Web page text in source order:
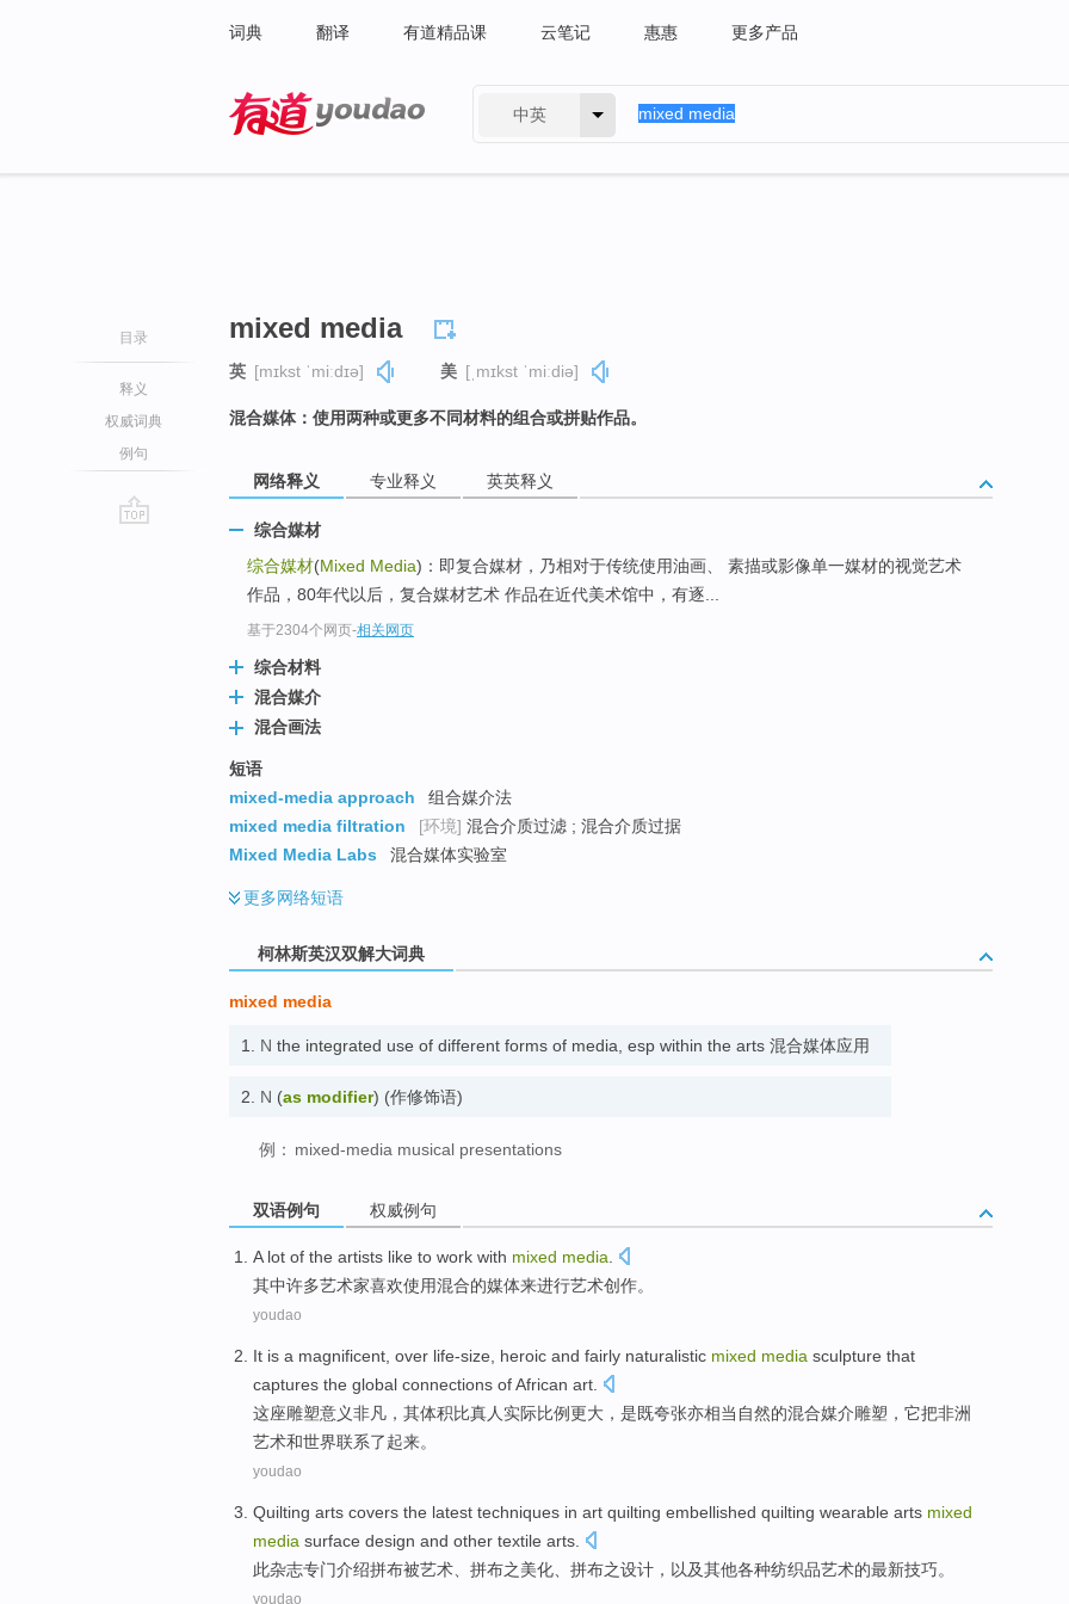
词典 翻译 有道精品课 云笔记 惠惠 更多产品
中英
目录
释义
权威词典
例句
mixed media
英 [mɪkst ˈmiːdɪə] 美 [ˌmɪkst ˈmiːdiə]
混合媒体：使用两种或更多不同材料的组合或拼贴作品。
网络释义 专业释义 英英释义
综合媒材
综合媒材(Mixed Media)：即复合媒材，乃相对于传统使用油画、 素描或影像单一媒材的视觉艺术
作品，80年代以后，复合媒材艺术 作品在近代美术馆中，有逐...
基于2304个网页-相关网页
综合材料
混合媒介
混合画法
短语
mixed-media approach
组合媒介法
mixed media filtration
[环境] 混合介质过滤 ; 混合介质过据
Mixed Media Labs
混合媒体实验室
更多网络短语
柯林斯英汉双解大词典
mixed media
1. N the integrated use of different forms of media, esp within the arts 混合媒体应用
2. N (as modifier) (作修饰语)
例： mixed-media musical presentations
双语例句 权威例句
A lot of the artists like to work with mixed media
其中许多艺术家喜欢使用混合的媒体来进行艺术创作。
youdao
It is a magnificent over life-size heroic and fairly naturalistic mixed media sculpture that
captures the global connections ofAfrican art
这座雕塑意义非凡 ，其体积比真人实际比例更大，是既夸张亦相当 自然的混合媒介雕塑，它把非洲
艺术和世界联系了起来。
youdao
Quilting arts covers the latest techniques in art quilting embellished quilting wearable arts mixed
media surface design and other textile arts.
此杂志专门介绍拼布被艺术 、拼布之美化 、拼布之设计 ， 以及其他各种纺织品艺术的最新技巧。
youdao